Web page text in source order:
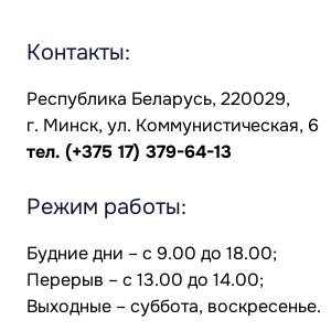
Контакты:
Республика Беларусь, 220029,
г. Минск, ул. Коммунистическая, 6
тел. (+375 17) 379-64-13
Режим работы:
Будние дни – с 9.00 до 18.00;
Перерыв – с 13.00 до 14.00;
Выходные – суббота, воскресенье.